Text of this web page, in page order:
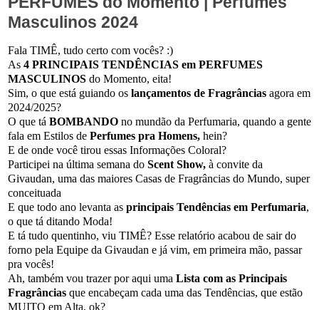
Masculinos 2024
Fala TIMÊ, tudo certo com vocês? :)
As 4 PRINCIPAIS TENDÊNCIAS em PERFUMES
MASCULINOS do Momento, eita!
Sim, o que está guiando os lançamentos de Fragrâncias agora em
2024/2025?
O que tá BOMBANDO no mundão da Perfumaria, quando a gente
fala em Estilos de Perfumes pra Homens, hein?
E de onde você tirou essas Informações Coloral?
Participei na última semana do Scent Show, à convite da
Givaudan, uma das maiores Casas de Fragrâncias do Mundo, super
conceituada
E que todo ano levanta as principais Tendências em Perfumaria,
o que tá ditando Moda!
E tá tudo quentinho, viu TIMÊ? Esse relatório acabou de sair do
forno pela Equipe da Givaudan e já vim, em primeira mão, passar
pra vocês!
Ah, também vou trazer por aqui uma Lista com as Principais
Fragrâncias que encabeçam cada uma das Tendências, que estão
MUITO em Alta, ok?